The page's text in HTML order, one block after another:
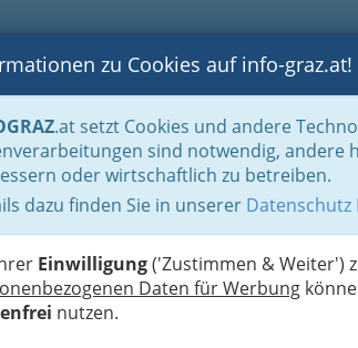
BLOGS FOTOS G
zu Cookies auf info-graz.at!
.at setzt Cookies und andere
sind notwendig, andere
oder wirtschaftlich zu betreiben.
dazu finden Sie in unserer Datenschutz
Einwilligung('Zustimmen & Weiter')
Daten für Werbung
nutzen.
am Ortweinplatz
und Maschinen